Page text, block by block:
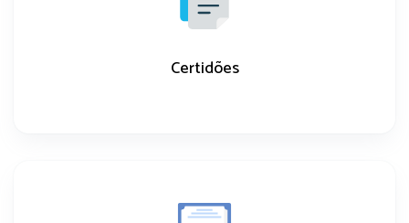
Certidões